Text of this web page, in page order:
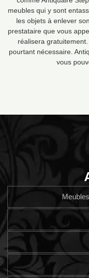
meubles qui y sont
les objets à enlever
prestataire que vous
réalisera
pourtant nécessaire.
vous